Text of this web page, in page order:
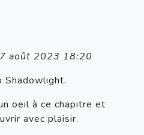
août 2023 18:20
Shadowlight.
oeil à ce chapitre et
avec plaisir.